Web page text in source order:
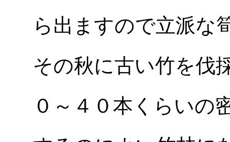
ら出ますので立派な
その秋に古い竹を伐
０～４０本くらいの